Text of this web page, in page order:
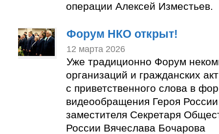
операции Алексей Изместьев.
Форум НКО открыт!
12 марта 2026
Уже традиционно Форум
организаций и гражданских
с приветственного слова в
видеообращения Героя
заместителя Секретаря
России Вячеслава Бочарова